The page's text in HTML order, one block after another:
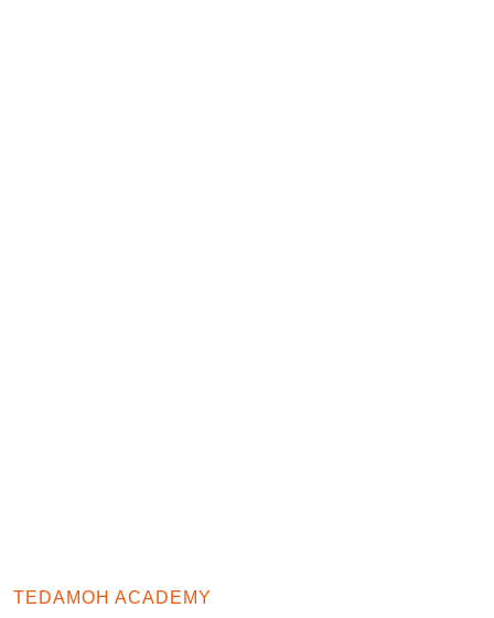
TEDAMOH ACADEMY